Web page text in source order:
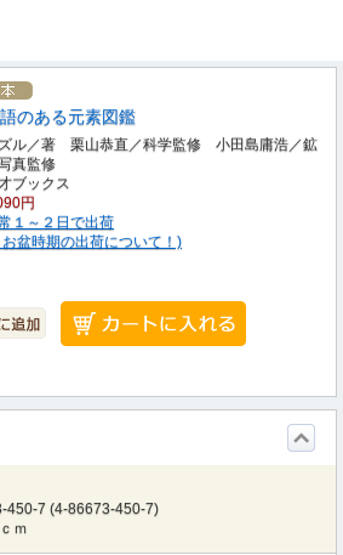
のある元素図鑑
ル／著 栗山恭直／科学監修 小田島庸浩／鉱
真監修
ブックス
円
１～２日で出荷
盆時期の出荷について！)
450-7 (4-86673-450-7)
ｍ